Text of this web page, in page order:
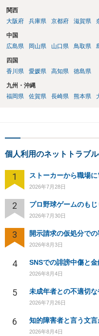
関西
大阪府
兵庫県 京都府 滋賀県
中国
広島県
岡山県 山口県 鳥取県
四国
香川県
愛媛県 高知県 徳島県
九州・沖縄
福岡県
佐賀県 長崎県 熊本県
個人利用のネットトラブ
1 ストーカーから職場
2026年7月28日
2 プロ野球ゲームのも
2026年7月30日
3
2026年8月3日
4 SNSでの誹謗中傷と
2026年8月4日
5 未成年者との不適切
2026年7月26日
6
2026年8月4日